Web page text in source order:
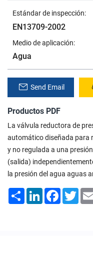
Estándar de inspección:
EN13709-2002
Medio de aplicación:
Agua
Send Email
Productos PDF
La válvula reductora de
automático diseñada para
y no regulada a una
(salida)
la presión del agua aguas
ShareLinkedIn